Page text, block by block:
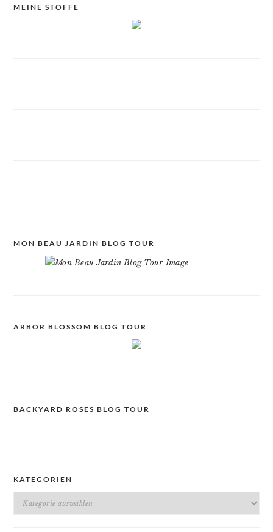
MEINE STOFFE
MON BEAU JARDIN BLOG TOUR
ARBOR BLOSSOM BLOG TOUR
BACKYARD ROSES BLOG TOUR
KATEGORIEN
Kategorien